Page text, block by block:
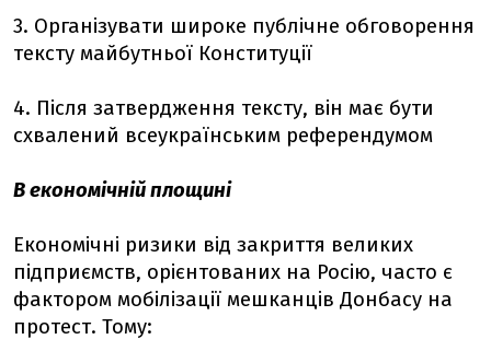
3. Організувати широке публічне обговорення
тексту майбутньої Конституції
4. Після затвердження тексту, він має бути
схвалений всеукраїнським референдумом
В економічній площині
Економічні ризики від закриття великих
підприємств, орієнтованих на Росію, часто є
фактором мобілізації мешканців Донбасу на
протест. Тому: